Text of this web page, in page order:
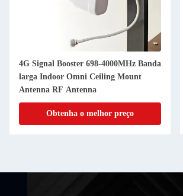
4G Signal Booster 698-4000MHz Banda
larga Indoor Omni Ceiling Mount
Antenna RF Antenna
Obtenha o melhor preço